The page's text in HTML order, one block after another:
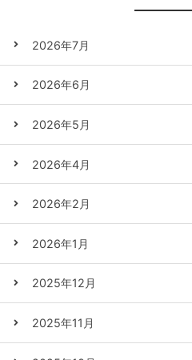
2026年7月
2026年6月
2026年5月
2026年4月
2026年2月
2026年1月
2025年12月
2025年11月